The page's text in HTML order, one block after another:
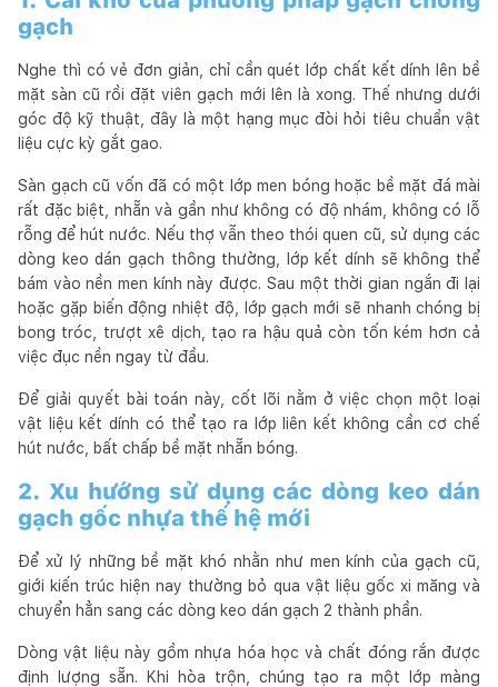
gạch
Nghe thì có vẻ đơn giản, chỉ cần quét lớp chất kết dính lên bề
mặt sàn cũ rồi đặt viên gạch mới lên là xong. Thế nhưng dưới
góc độ kỹ thuật, đây là một hạng mục đòi hỏi tiêu chuẩn vật
liệu cực kỳ gắt gao.
Sàn gạch cũ vốn đã có một lớp men bóng hoặc bề mặt đá mài
rất đặc biệt, nhẵn và gần như không có độ nhám, không có lỗ
rỗng để hút nước. Nếu thợ vẫn theo thói quen cũ, sử dụng các
dòng keo dán gạch thông thường, lớp kết dính sẽ không thể
bám vào nền men kính này được. Sau một thời gian ngắn đi lại
hoặc gặp biến động nhiệt độ, lớp gạch mới sẽ nhanh chóng bị
bong tróc, trượt xê dịch, tạo ra hậu quả còn tốn kém hơn cả
việc đục nền ngay từ đầu.
Để giải quyết bài toán này, cốt lõi nằm ở việc chọn một loại
vật liệu kết dính có thể tạo ra lớp liên kết không cần cơ chế
hút nước, bất chấp bề mặt nhẵn bóng.
2. Xu hướng sử dụng các dòng keo dán
gạch gốc nhựa thế hệ mới
Để xử lý những bề mặt khó nhằn như men kính của gạch cũ,
giới kiến trúc hiện nay thường bỏ qua vật liệu gốc xi măng và
chuyển hẳn sang các dòng keo dán gạch 2 thành phần.
Dòng vật liệu này gồm nhựa hóa học và chất đóng rắn được
định lượng sẵn. Khi hòa trộn, chúng tạo ra một lớp màng